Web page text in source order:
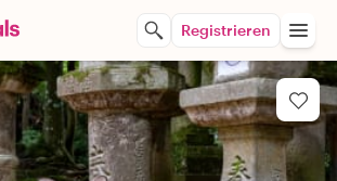
Registrieren